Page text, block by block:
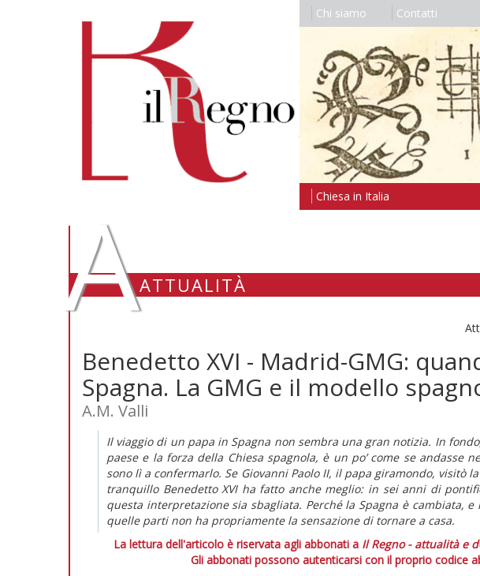
Chi siamo Contatti
Chiesa in Italia
AATTUALITÀ
Benedetto XVI - Madrid-GMG:
Spagna. La GMG e il modello
A.M. Valli
Il viaggio di un papa in Spagna non sembra una gran notizia. In
paese e la forza della Chiesa spagnola, è un po’ come se andasse
sono lì a confermarlo. Se Giovanni Paolo II, il papa giramondo, visitò
tranquillo Benedetto XVI ha fatto anche meglio: in sei anni di
questa interpretazione sia sbagliata. Perché la Spagna è cambiata,
quelle parti non ha propriamente la sensazione di tornare a casa.
La lettura dell'articolo è riservata agli abbonati a Il Regno - attualità e
Gli abbonati possono autenticarsi con il proprio codice